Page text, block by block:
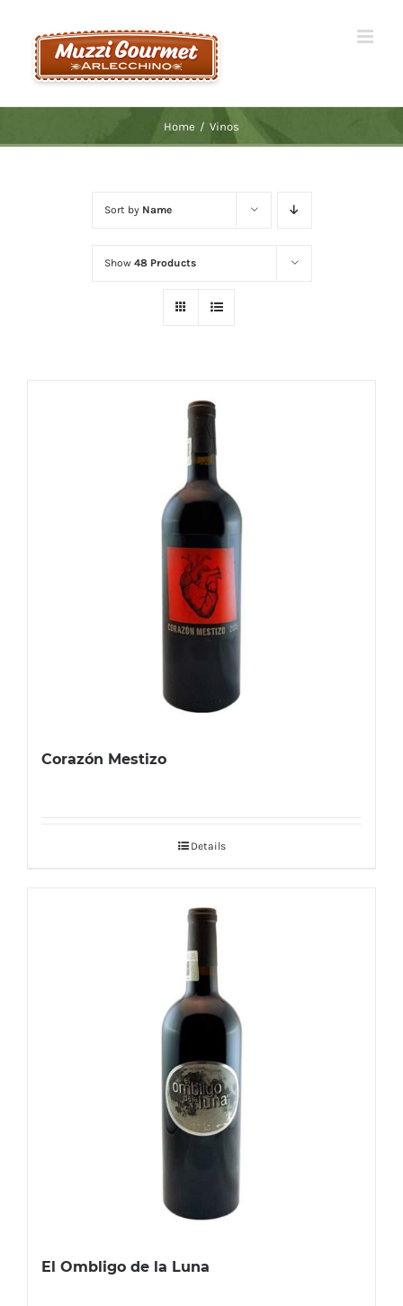
content
Home / Vinos
Sort by Name
Show 48 Products
Corazón Mestizo
Details
El Ombligo de la Luna